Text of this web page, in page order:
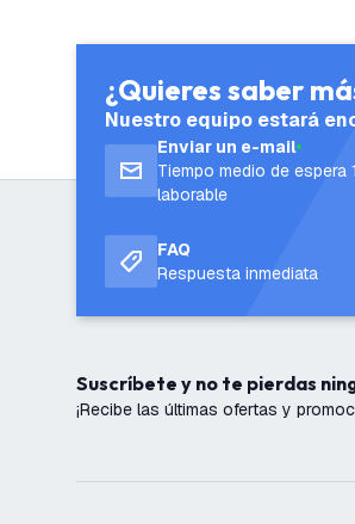
¿Quieres saber
Nuestro equipo estará
Enviar un e-mail
Tiempo medio de espera
laborable
FAQ
Respuesta inmediata
Suscríbete y no te pierdas
¡Recibe las últimas ofertas y